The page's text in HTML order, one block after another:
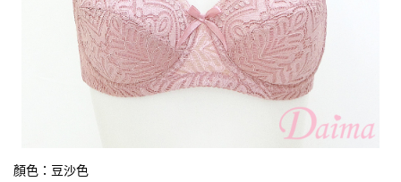
顏色：豆沙色